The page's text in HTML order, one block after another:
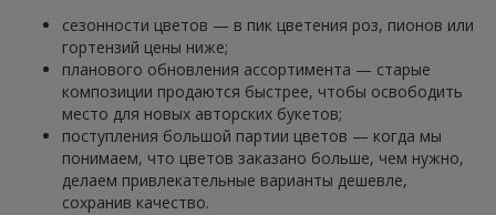
сезонности цветов — в пик цветения роз, пионов или
гортензий цены ниже;
планового обновления ассортимента — старые
композиции продаются быстрее, чтобы освободить
место для новых авторских букетов;
поступления большой партии цветов — когда мы
понимаем, что цветов заказано больше, чем нужно,
делаем привлекательные варианты дешевле,
сохранив качество.